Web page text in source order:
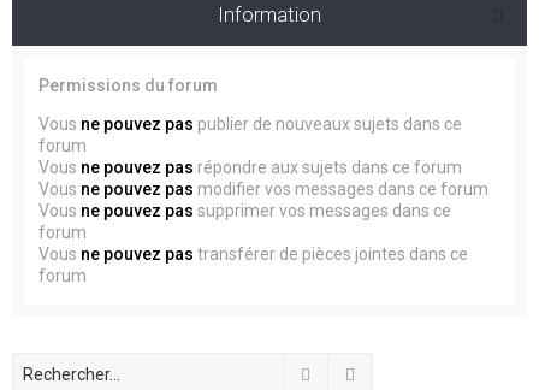
Information
Permissions du forum
Vous ne pouvez pas publier de nouveaux sujets dans ce
forum
Vous ne pouvez pas répondre aux sujets dans ce forum
Vous ne pouvez pas modifier vos messages dans ce forum
Vous ne pouvez pas supprimer vos messages dans ce
forum
Vous ne pouvez pas transférer de pièces jointes dans ce
forum
Rechercher